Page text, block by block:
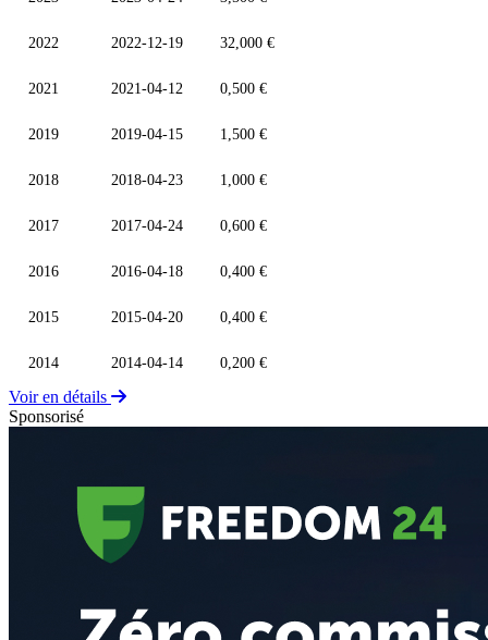
2022 2022-12-19 32,000 €
2021 2021-04-12 0,500 €
2019 2019-04-15 1,500 €
2018 2018-04-23 1,000 €
2017 2017-04-24 0,600 €
2016 2016-04-18 0,400 €
2015 2015-04-20 0,400 €
2014 2014-04-14 0,200 €
Voir en détails
Sponsorisé